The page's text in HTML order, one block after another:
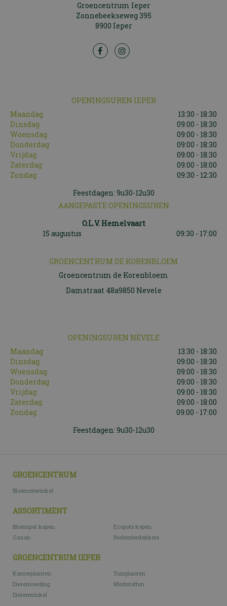
Groencentrum Ieper
Zonnebeekseweg 395
8900 Ieper
OPENINGSUREN IEPER
Maandag
13:30 - 18:30
Dinsdag
09:00 - 18:30
Woensdag
09:00 - 18:30
Donderdag
09:00 - 18:30
Vrijdag
09:00 - 18:30
Zaterdag
09:00 - 18:00
Zondag
09:30 - 12:30
Feestdagen: 9u30-12u30
AANGEPASTE OPENINGSUREN
O.L.V. Hemelvaart
15 augustus
09:30 - 17:00
GROENCENTRUM DE KORENBLOEM
Groencentrum de Korenbloem
Damstraat 48a9850 Nevele
OPENINGSUREN NEVELE
Maandag
13:30 - 18:30
Dinsdag
09:00 - 18:30
Woensdag
09:00 - 18:30
Donderdag
09:00 - 18:30
Vrijdag
09:00 - 18:30
Zaterdag
09:00 - 18:00
Zondag
09:00 - 17:00
Feestdagen: 9u30-12u30
GROENCENTRUM
Bloemenwinkel
ASSORTIMENT
Bloempot kopen
Ecopots kopen
Gazon
Bodembedekkers
GROENCENTRUM IEPER
Kamerplanten
Tuinplanten
Dierenvoeding
Meststoffen
Dierenwinkel